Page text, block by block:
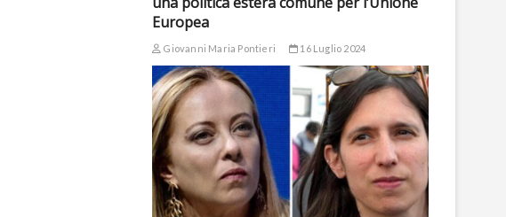
Europea
Giovanni Maria Pontieri 16 Luglio 2024